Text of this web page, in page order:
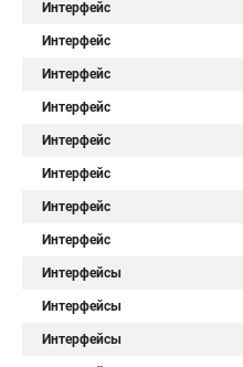
Интерфейс
Интерфейс
Интерфейс
Интерфейс
Интерфейс
Интерфейс
Интерфейс
Интерфейс
Интерфейсы
Интерфейсы
Интерфейсы